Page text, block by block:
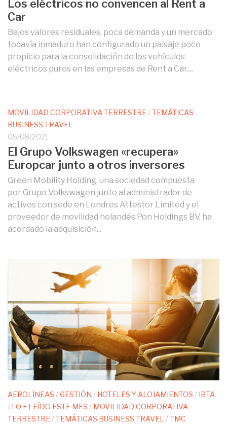
Los eléctricos no convencen al Rent a
Car
Bajos valores residuales, poca demanda y un mercado
todavía inmaduro han configurado un paisaje poco
propicio para la consolidación de los vehículos
eléctricos puros en las empresas de Rent a Car....
MOVILIDAD CORPORATIVA TERRESTRE /TEMÁTICAS
BUSINESS TRAVEL
05/08/2021
El Grupo Volkswagen «recupera»
Europcar junto a otros inversores
Green Mobility Holding, una sociedad compuesta
por Grupo Volkswagen junto al administrador de
activos con sede en Londres Attestor Limited y el
proveedor de movilidad holandés Pon Holdings BV, ha
acordado la adquisición...
AEROLÍNEAS /GESTIÓN / HOTELES Y ALOJAMIENTOS / IBTA
/ LO + LEÍDO ESTE MES / MOVILIDAD CORPORATIVA
TERRESTRE/TEMÁTICAS BUSINESS TRAVEL/TMC